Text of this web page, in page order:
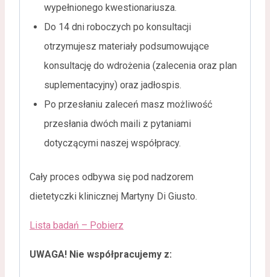
wypełnionego kwestionariusza.
Do 14 dni roboczych po konsultacji
otrzymujesz materiały podsumowujące
konsultację do wdrożenia (zalecenia oraz plan
suplementacyjny) oraz jadłospis.
Po przesłaniu zaleceń masz możliwość
przesłania dwóch maili z pytaniami
dotyczącymi naszej współpracy.
Cały proces odbywa się pod nadzorem
dietetyczki klinicznej Martyny Di Giusto.
Lista badań – Pobierz
UWAGA! Nie współpracujemy z: